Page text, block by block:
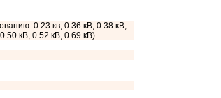
0.23 кв, 0.36 кВ, 0.38 кВ,
кВ, 0.52 кВ, 0.69 кВ)